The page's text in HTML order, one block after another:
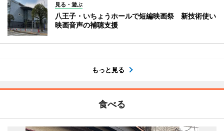
見る・遊ぶ
八王子・いちょうホールで短編映画祭 新技術使い
映画音声の補聴支援
もっと見る
食べる